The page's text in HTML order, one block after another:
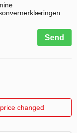
Send
changed